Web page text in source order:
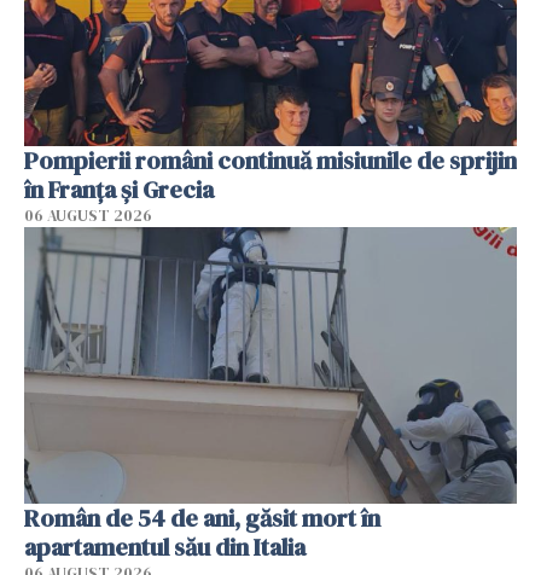
Pompierii români continuă misiunile de sprijin
în Franţa şi Grecia
06 AUGUST 2026
Român de 54 de ani, găsit mort în
apartamentul său din Italia